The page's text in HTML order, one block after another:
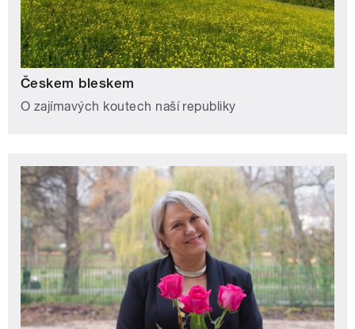
Českem bleskem
O zajímavých koutech naší republiky